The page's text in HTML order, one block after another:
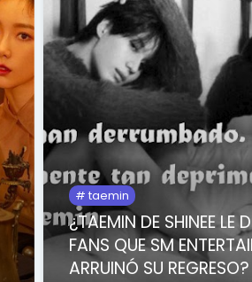
taemin
¿TAEMIN DE SHINEE LE
FANS QUE SM
ARRUINÓ SU REGRESO?